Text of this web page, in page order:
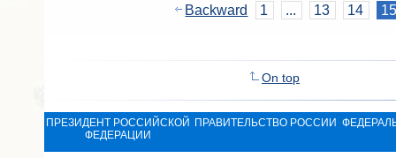
Backward 1 ... 13 14
On top
ПРЕЗИДЕНТ РОССИЙСКОЙ
ФЕДЕРАЦИИ
ПРАВИТЕЛЬСТВО РОССИИ